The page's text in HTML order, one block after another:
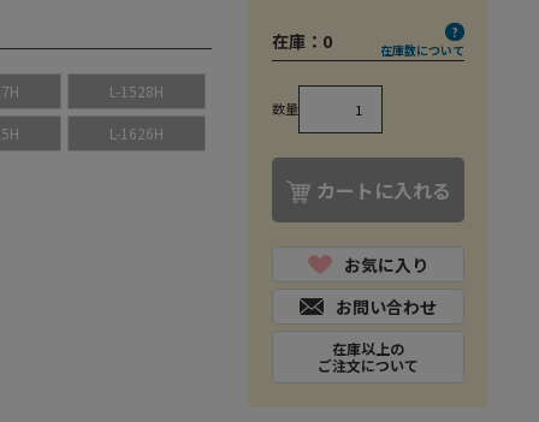
L-1528H
L-1626H
在庫： 0 在庫数について
数量
カートに入れる
お気に入り
お問い合わせ
在庫以上の
ご注文について